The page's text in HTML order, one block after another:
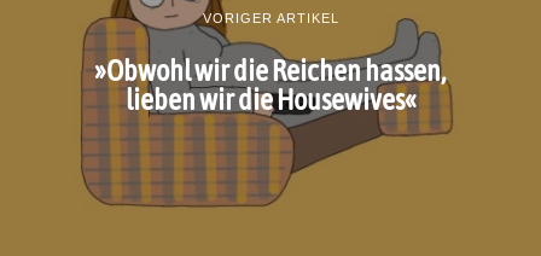
VORIGER ARTIKEL
»Obwohl wir die Reichen hassen,
lieben wir die Housewives«